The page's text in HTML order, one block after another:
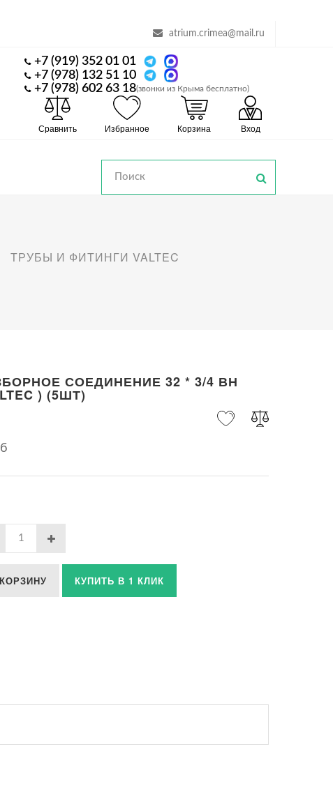
atrium.crimea@mail.ru
+7 (919) 352 01 01
+7 (978) 132 51 10
+7 (978) 602 63 18(звонки из Крыма бесплатно)
Сравнить Избранное Корзина Вход
ТРУБЫ И ФИТИНГИ VALTEC
СОЕДИНЕНИЕ 32 * 3/4 ВН
) (5ШТ)
КУПИТЬ В 1 КЛИК